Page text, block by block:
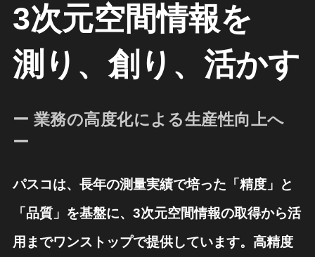
3次元空間情報を
測り、創り、活かす
ー 業務の高度化による生産性向上へ
ー
パスコは、長年の測量実績で培った「精度」と
「品質」を基盤に、3次元空間情報の取得から活
用までワンストップで提供しています。 高精度